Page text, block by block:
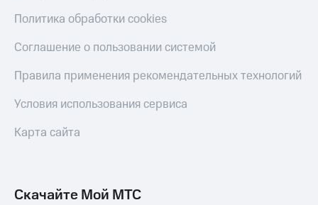
Политика обработки cookies
Соглашение о пользовании системой
Правила применения рекомендательных технологий
Условия использования сервиса
Карта сайта
Скачайте Мой МТС